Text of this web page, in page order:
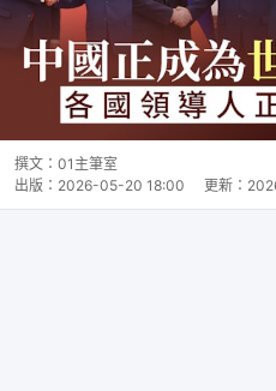
撰文： 01主筆室
出版： 2026-05-20 18:00 更新：